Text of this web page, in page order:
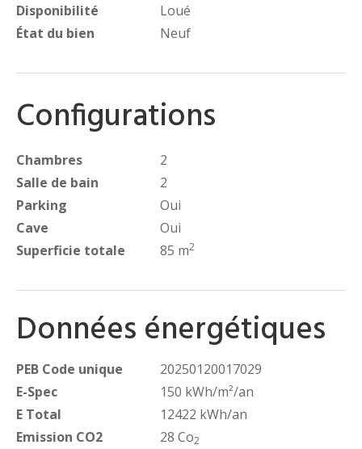
Disponibilité
Loué
État du bien
Neuf
Configurations
Chambres
2
Salle de bain
2
Parking
Oui
Cave
Oui
Superficie totale
85 m2
Données énergétiques
PEB Code unique
20250120017029
E-Spec
150 kWh/m²/an
E Total
12422 kWh/an
Emission CO2
28 Co2